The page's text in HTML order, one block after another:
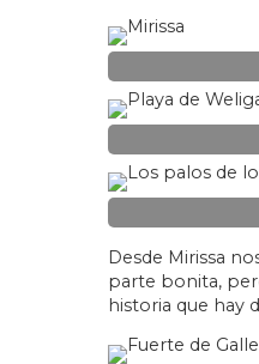
Desde Mirissa
parte bonita,
historia que hay